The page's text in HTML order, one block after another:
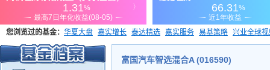
您浏览过的基金： 华夏大盘 嘉实增长 泰达精选 嘉实服务 易基策略 兴业全球
添富优势 华安宏利 上证180价值ETF
富国汽车智选混合A (016590)